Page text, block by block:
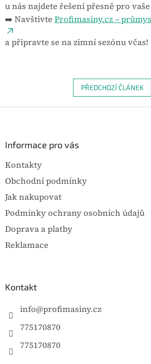
u nás najdete řešení přesně pro
➡️ Navštivte Profimasiny.cz –
a připravte se na zimní sezónu včas!
PŘEDCHOZÍ ČLÁNEK
Informace pro vás
Kontakty
Obchodní podmínky
Jak nakupovat
Podmínky ochrany osobních údajů
Doprava a platby
Reklamace
Kontakt
info@profimasiny.cz
775170870
775170870